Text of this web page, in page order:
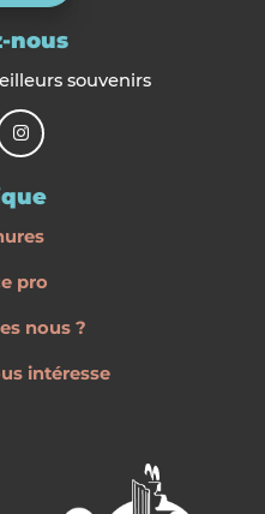
nous
souvenirs
pro
nous ?
intéresse